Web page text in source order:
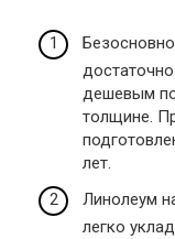
дешевым
толщине.
лет.
Линолеум
легко